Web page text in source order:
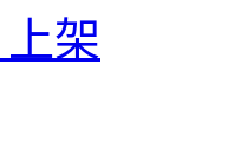
上架